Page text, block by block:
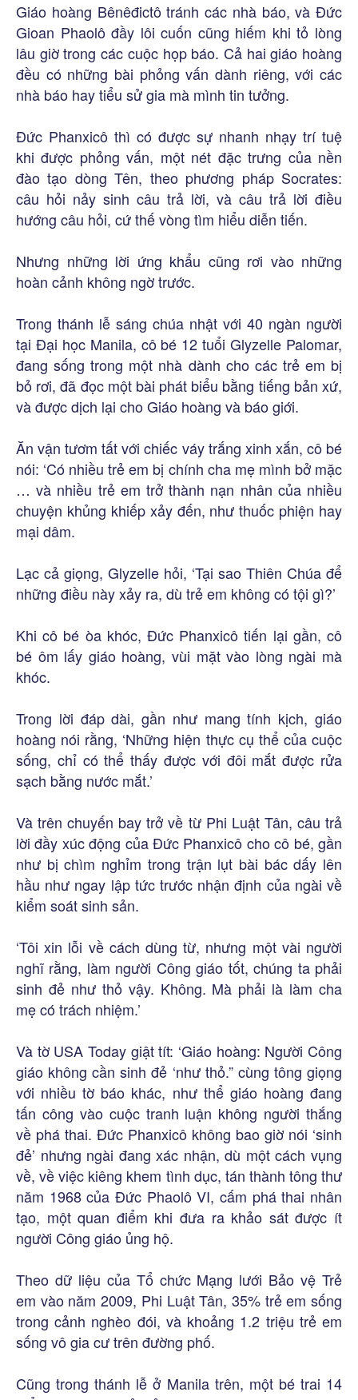
Giáo hoàng Bênêđictô tránh các nhà báo, và Đức
Gioan Phaolô đầy lôi cuốn cũng hiếm khi tỏ lòng
lâu giờ trong các cuộc họp báo. Cả hai giáo hoàng
đều có những bài phỏng vấn dành riêng, với các
nhà báo hay tiểu sử gia mà mình tin tưởng.
Đức Phanxicô thì có được sự nhanh nhạy trí tuệ
khi được phỏng vấn, một nét đặc trưng của nền
đào tạo dòng Tên, theo phương pháp Socrates:
câu hỏi nảy sinh câu trả lời, và câu trả lời điều
hướng câu hỏi, cứ thế vòng tìm hiểu diễn tiến.
Nhưng những lời ứng khẩu cũng rơi vào những
hoàn cảnh không ngờ trước.
Trong thánh lễ sáng chúa nhật với 40 ngàn người
tại Đại học Manila, cô bé 12 tuổi Glyzelle Palomar,
đang sống trong một nhà dành cho các trẻ em bị
bỏ rơi, đã đọc một bài phát biểu bằng tiếng bản xứ,
và được dịch lại cho Giáo hoàng và báo giới.
Ăn vận tươm tất với chiếc váy trắng xinh xắn, cô bé
nói: ‘Có nhiều trẻ em bị chính cha mẹ mình bở mặc
… và nhiều trẻ em trở thành nạn nhân của nhiều
chuyện khủng khiếp xảy đến, như thuốc phiện hay
mại dâm.
Lạc cả giọng, Glyzelle hỏi, ‘Tại sao Thiên Chúa để
những điều này xảy ra, dù trẻ em không có tội gì?’
Khi cô bé òa khóc, Đức Phanxicô tiến lại gần, cô
bé ôm lấy giáo hoàng, vùi mặt vào lòng ngài mà
khóc.
Trong lời đáp dài, gần như mang tính kịch, giáo
hoàng nói rằng, ‘Những hiện thực cụ thể của cuộc
sống, chỉ có thể thấy được với đôi mắt được rửa
sạch bằng nước mắt.’
Và trên chuyến bay trở về từ Phi Luật Tân, câu trả
lời đầy xúc động của Đức Phanxicô cho cô bé, gần
như bị chìm nghỉm trong trận lụt bài bác dấy lên
hầu như ngay lập tức trước nhận định của ngài về
kiểm soát sinh sản.
‘Tôi xin lỗi về cách dùng từ, nhưng một vài người
nghĩ rằng, làm người Công giáo tốt, chúng ta phải
sinh đẻ như thỏ vậy. Không. Mà phải là làm cha
mẹ có trách nhiệm.’
Và tờ USA Today giật tít: ‘Giáo hoàng: Người Công
giáo không cần sinh đẻ ‘như thỏ.” cùng tông giọng
với nhiều tờ báo khác, như thể giáo hoàng đang
tấn công vào cuộc tranh luận không người thắng
về phá thai. Đức Phanxicô không bao giờ nói ‘sinh
đẻ’ nhưng ngài đang xác nhận, dù một cách vụng
về, về việc kiêng khem tình dục, tán thành tông thư
năm 1968 của Đức Phaolô VI, cấm phá thai nhân
tạo, một quan điểm khi đưa ra khảo sát được ít
người Công giáo ủng hộ.
Theo dữ liệu của Tổ chức Mạng lưới Bảo vệ Trẻ
em vào năm 2009, Phi Luật Tân, 35% trẻ em sống
trong cảnh nghèo đói, và khoảng 1.2 triệu trẻ em
sống vô gia cư trên đường phố.
Cũng trong thánh lễ ở Manila trên, một bé trai 14